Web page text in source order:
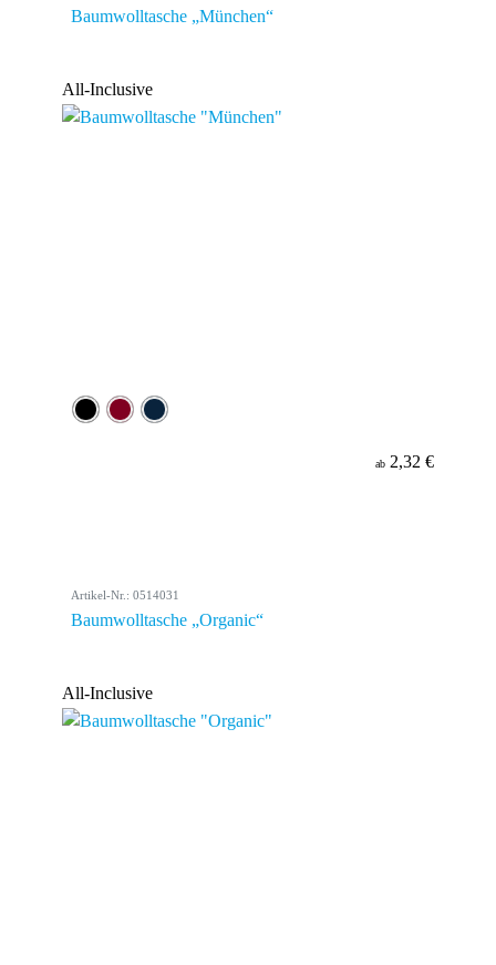
Baumwolltasche „München“
All-Inclusive
ab 2,32 €
Artikel-Nr.: 0514031
Baumwolltasche „Organic“
All-Inclusive